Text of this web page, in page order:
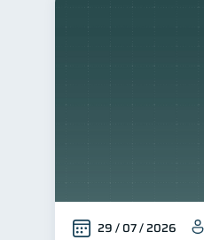
Inclusión financiera
Bienestar financiero
29 / 07 / 2026